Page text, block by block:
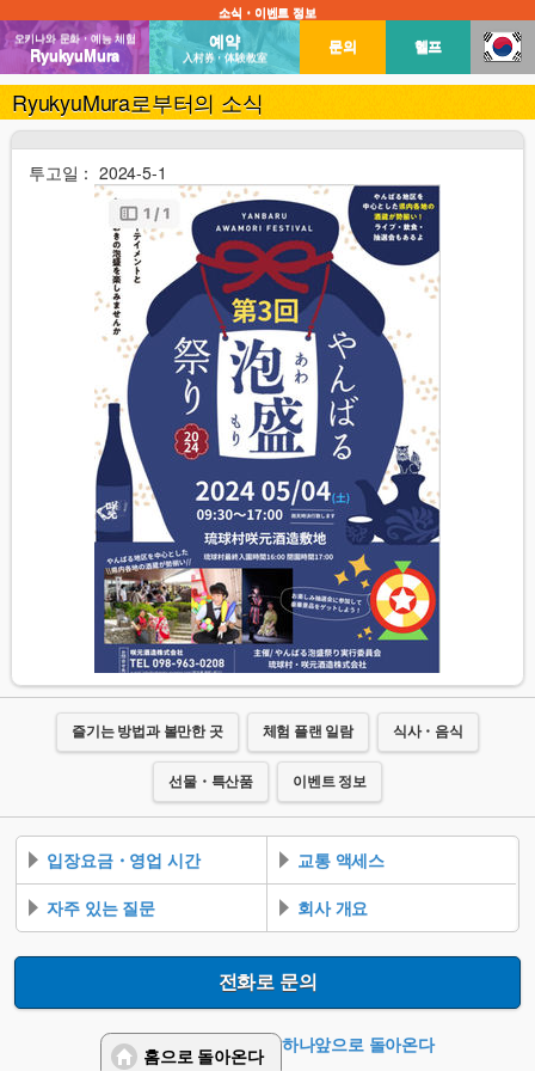
소식・이벤트 정보
오키나와 문화・예능 체험
RyukyuMura
예약
入村券・体験教室
문의 헬프
RyukyuMura로부터의 소식
투고일： 2024-5-1
즐기는 방법과 볼만한 곳 체험 플랜 일람 식사・음식
선물・특산품 이벤트 정보
입장요금・영업 시간
교통 액세스
자주 있는 질문
회사 개요
전화로 문의
하나앞으로 돌아온다
홈으로 돌아온다